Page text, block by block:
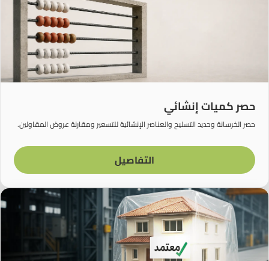
حصر كميات إنشائي
حصر الخرسانة وحديد التسليح والعناصر الإنشائية للتسعير ومقارنة عروض المقاولين.
التفاصيل